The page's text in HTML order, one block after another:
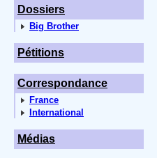
Dossiers
Big Brother
Pétitions
Correspondance
France
International
Médias